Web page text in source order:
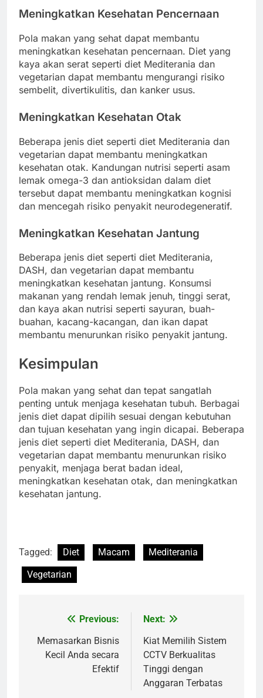
Meningkatkan Kesehatan Pencernaan
Pola makan yang sehat dapat membantu
meningkatkan kesehatan pencernaan. Diet yang
kaya akan serat seperti diet Mediterania dan
vegetarian dapat membantu mengurangi risiko
sembelit, divertikulitis, dan kanker usus.
Meningkatkan Kesehatan Otak
Beberapa jenis diet seperti diet Mediterania dan
vegetarian dapat membantu meningkatkan
kesehatan otak. Kandungan nutrisi seperti asam
lemak omega-3 dan antioksidan dalam diet
tersebut dapat membantu meningkatkan kognisi
dan mencegah risiko penyakit neurodegeneratif.
Meningkatkan Kesehatan Jantung
Beberapa jenis diet seperti diet Mediterania,
DASH, dan vegetarian dapat membantu
meningkatkan kesehatan jantung. Konsumsi
makanan yang rendah lemak jenuh, tinggi serat,
dan kaya akan nutrisi seperti sayuran, buah-
buahan, kacang-kacangan, dan ikan dapat
membantu menurunkan risiko penyakit jantung.
Kesimpulan
Pola makan yang sehat dan tepat sangatlah
penting untuk menjaga kesehatan tubuh. Berbagai
jenis diet dapat dipilih sesuai dengan kebutuhan
dan tujuan kesehatan yang ingin dicapai. Beberapa
jenis diet seperti diet Mediterania, DASH, dan
vegetarian dapat membantu menurunkan risiko
penyakit, menjaga berat badan ideal,
meningkatkan kesehatan otak, dan meningkatkan
kesehatan jantung.
Tagged: Diet Macam
Mediterania
Vegetarian
Navigasi
pos
Previous:
Memasarkan Bisnis
Kecil Anda secara
Efektif
Next:
Kiat Memilih Sistem
CCTV Berkualitas
Tinggi dengan
Anggaran Terbatas